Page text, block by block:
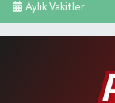
Aylık Vakitler